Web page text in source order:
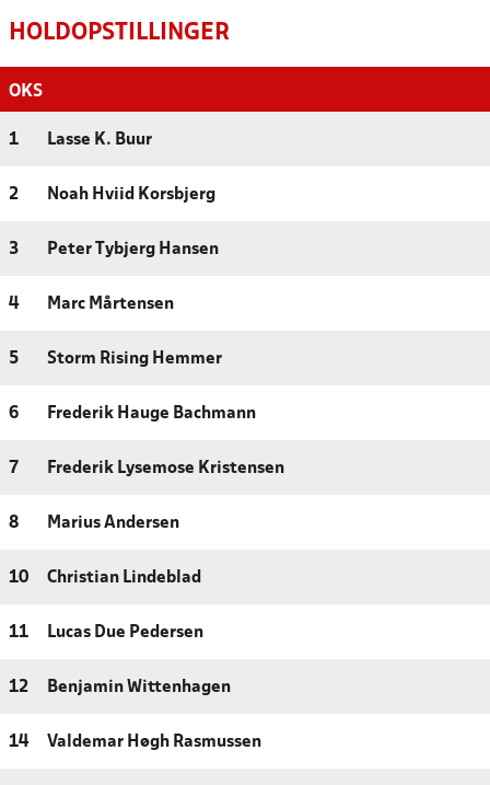
HOLDOPSTILLINGER
OKS
1 Lasse K. Buur
2 Noah Hviid Korsbjerg
3 Peter Tybjerg Hansen
4 Marc Mårtensen
5 Storm Rising Hemmer
6 Frederik Hauge Bachmann
7 Frederik Lysemose Kristensen
8 Marius Andersen
10 Christian Lindeblad
11 Lucas Due Pedersen
12 Benjamin Wittenhagen
14 Valdemar Høgh Rasmussen